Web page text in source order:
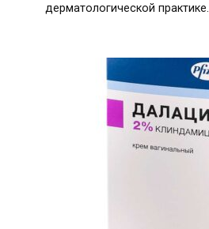
дерматологической практике.